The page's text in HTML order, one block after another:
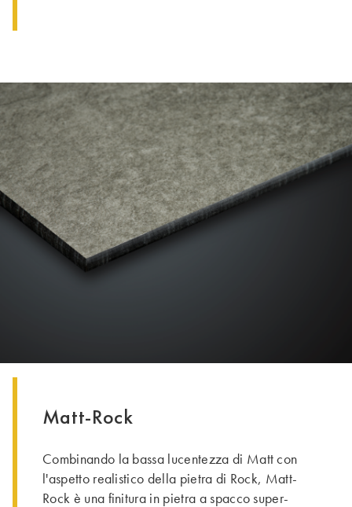
Matt-Rock
Combinando la bassa lucentezza di Matt con
l'aspetto realistico della pietra di Rock, Matt-
Rock è una finitura in pietra a spacco super-